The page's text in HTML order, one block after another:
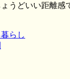
うどいい距離感